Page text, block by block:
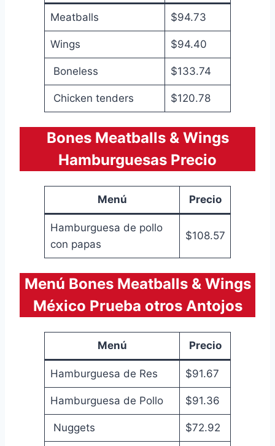
Meatballs $94.73
Wings $94.40
Boneless $133.74
Chicken tenders $120.78
Bones Meatballs & Wings
Hamburguesas Precio
Menú Precio
Hamburguesa de pollo
con papas
$108.57
Menú Bones Meatballs & Wings
México Prueba otros Antojos
Menú Precio
Hamburguesa de Res $91.67
Hamburguesa de Pollo $91.36
Nuggets $72.92